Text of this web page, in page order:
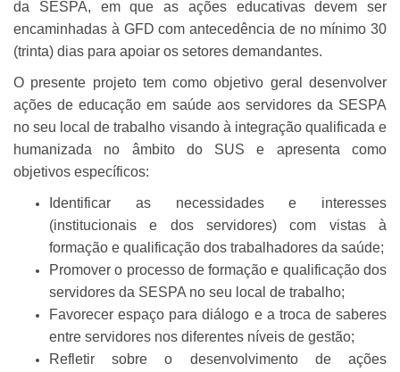
da SESPA, em que as ações educativas devem ser
encaminhadas à GFD com antecedência de no mínimo 30
(trinta) dias para apoiar os setores demandantes.
O presente projeto tem como objetivo geral desenvolver
ações de educação em saúde aos servidores da SESPA
no seu local de trabalho visando à integração qualificada e
humanizada no âmbito do SUS e apresenta como
objetivos específicos:
Identificar as necessidades e interesses
(institucionais e dos servidores) com vistas à
formação e qualificação dos trabalhadores da saúde;
Promover o processo de formação e qualificação dos
servidores da SESPA no seu local de trabalho;
Favorecer espaço para diálogo e a troca de saberes
entre servidores nos diferentes níveis de gestão;
Refletir sobre o desenvolvimento de ações